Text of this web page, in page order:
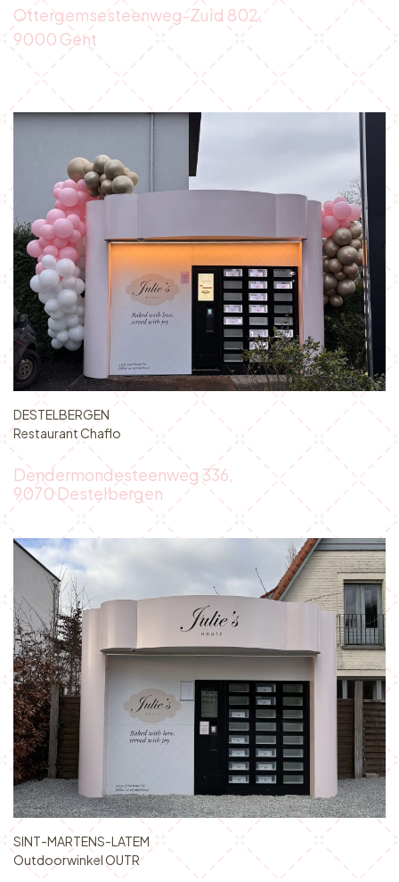
Ottergemsesteenweg-Zuid 802,
9000 Gent
DESTELBERGEN
Restaurant Chaflo
Dendermondesteenweg 336,
9070 Destelbergen
SINT-MARTENS-LATEM
Outdoorwinkel OUTR